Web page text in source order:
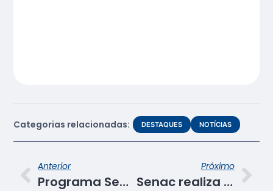
Categorias relacionadas: DESTAQUES NOTÍCIAS
Anterior
Programa Senac de Gratuidade transforma vidas
Próximo
Senac realiza palestra motivacional para instrutores e analistas de Aprendizagem Profissional